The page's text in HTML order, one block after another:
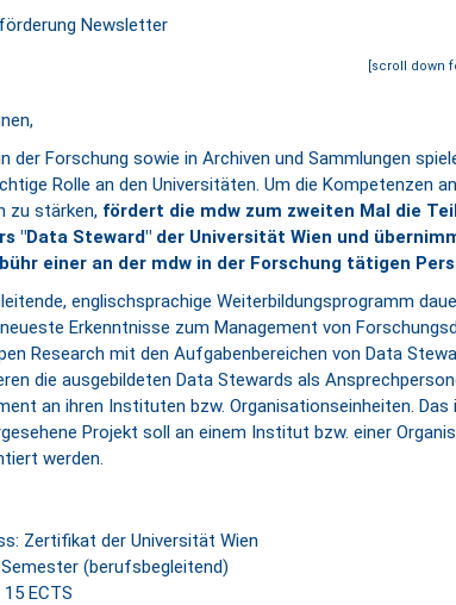
[scroll down
der Forschung sowie in Archiven und Sammlungen
Rolle an den Universitäten. Um die Kompetenzen
zu stärken, fördert die mdw zum zweiten Mal die
"Data Steward" der Universität Wien und
einer an der mdw in der Forschung tätigen
englischsprachige Weiterbildungsprogramm
Erkenntnisse zum Management von
Research mit den Aufgabenbereichen von Data
die ausgebildeten Data Stewards als
an ihren Instituten bzw. Organisationseinheiten. Das
Projekt soll an einem Institut bzw. einer
werden.
Zertifikat der Universität Wien
Semester (berufsbegleitend)
ECTS